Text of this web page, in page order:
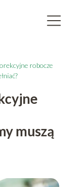
robocze
muszą